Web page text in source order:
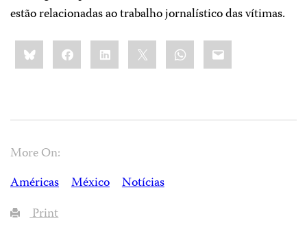
estão relacionadas ao trabalho jornalístico das vítimas.
Share
this:BlueskyFacebookLinkedIn WhatsApp
Email
More On:
Américas
México
Notícias
Print